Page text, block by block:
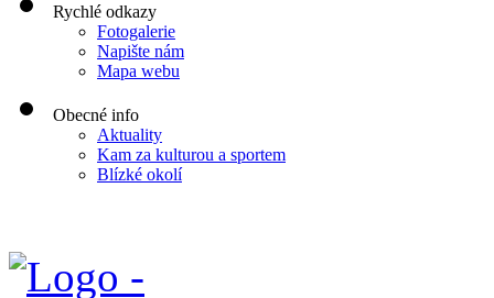
Rychlé odkazy
Fotogalerie
Napište nám
Mapa webu
Obecné info
Aktuality
Kam za kulturou a sportem
Blízké okolí